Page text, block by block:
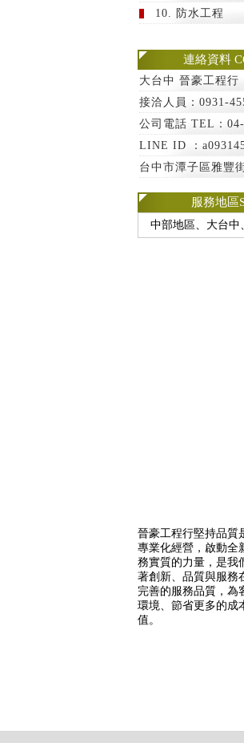
10. 防水工程
連絡資料
大台中 晉豪工程行
接洽人員：0931-
公司電話 TEL：
LINE ID ：
台中市潭子區雅豐
服務地區
中部地區、大台中
晉豪工程行堅持品質
專業化經營，啟動全
務實質的力量，是我
著創新、品質與服務
完善的服務品質，為
環境、節省更多的成
值。